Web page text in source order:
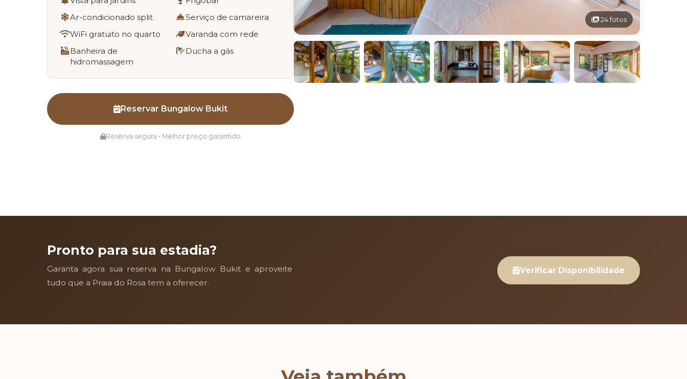
Ar-condicionado split
Serviço de camareira
WiFi gratuito no quarto
Varanda com rede
Banheira de
hidromassagem
Ducha a gás
Reservar Bungalow Bukit
Reserva segura • Melhor preço garantido
24 fotos
Pronto para sua estadia?
Garanta agora sua reserva na Bungalow Bukit e aproveite
tudo que a Praia do Rosa tem a oferecer.
Verificar Disponibilidade